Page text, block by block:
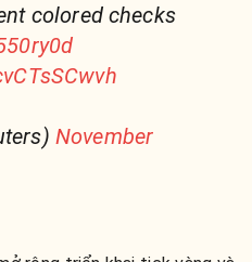
colored checks
November